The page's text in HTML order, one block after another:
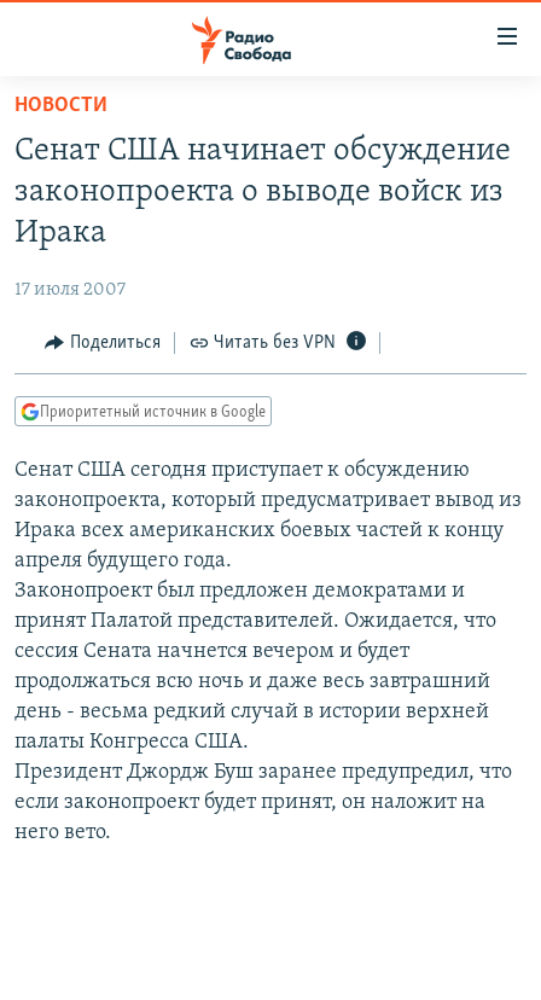
упрощенного
доступа
основному
Вернутся
Вернутся
поиску
АВТОРСКИЕ ПРОЕКТЫ
МНЕНИЯ
КУЛЬТУРА
КАВКАЗ.РЕАЛИИ
СЕВЕР.РЕАЛИИ
СИБИРЬ.РЕАЛИИ
РАСПИСАНИЕ ВЕЩАНИЯ
ПОДПИШИТЕСЬ НА РАССЫЛКУ
Все сайты РСЕ/РС
НОВОСТИ
Сенат США начинает обсуждение
законопроекта о выводе войск из
Ирака
17 июля 2007
Поделиться Читать без VPN
Приоритетный источник в Google
Сенат США сегодня приступает к обсуждению
законопроекта, который предусматривает вывод из
Ирака всех американских боевых частей к концу
апреля будущего года.
Законопроект был предложен демократами и
принят Палатой представителей. Ожидается, что
сессия Сената начнется вечером и будет
продолжаться всю ночь и даже весь завтрашний
день - весьма редкий случай в истории верхней
палаты Конгресса США.
Президент Джордж Буш заранее предупредил, что
если законопроект будет принят, он наложит на
него вето.